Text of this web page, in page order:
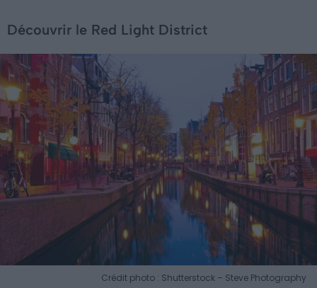
Découvrir le Red Light District
Crédit photo : Shutterstock – Steve Photography